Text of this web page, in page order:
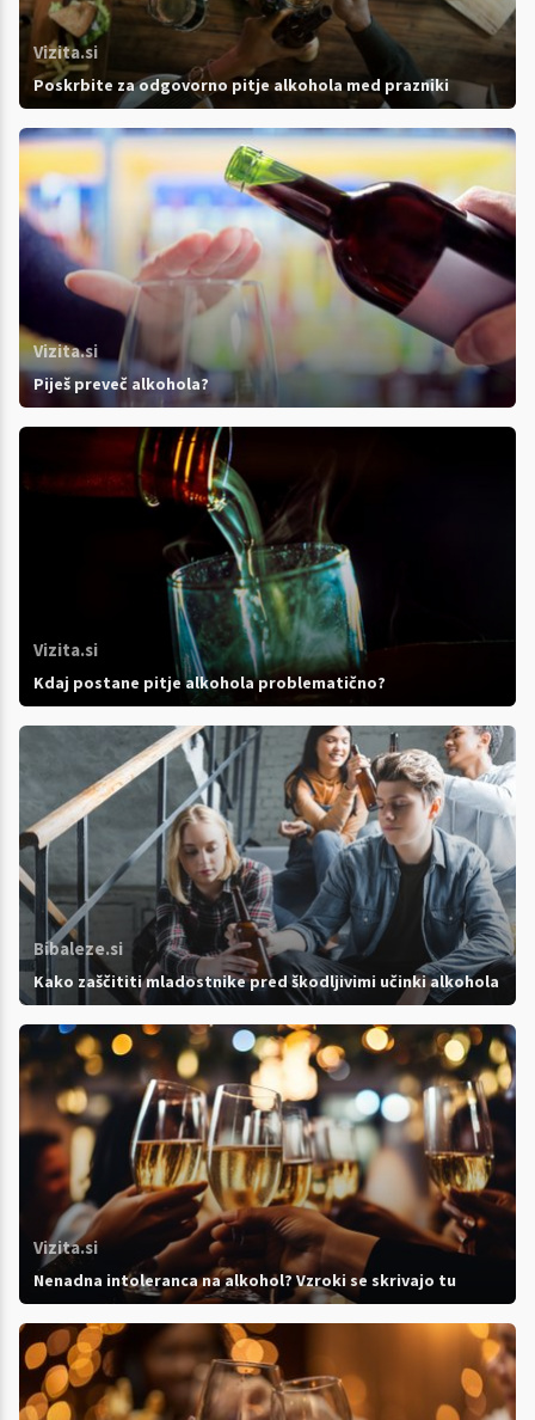
Vizita.si
Poskrbite za odgovorno pitje alkohola med prazniki
Vizita.si
Piješ preveč alkohola?
Vizita.si
Kdaj postane pitje alkohola problematično?
Bibaleze.si
Kako zaščititi mladostnike pred škodljivimi učinki alkohola
Vizita.si
Nenadna intoleranca na alkohol? Vzroki se skrivajo tu